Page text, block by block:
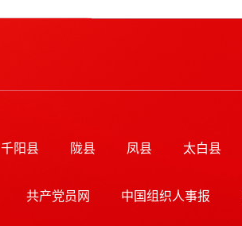
千阳县 陇县 凤县 太白县
共产党员网 中国组织人事报